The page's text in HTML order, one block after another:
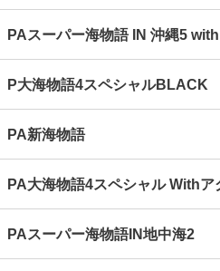
PAスーパー海物語 IN 沖縄5
P大海物語4スペシャルBLACK
PA新海物語
PA大海物語4スペシャル Withア
PAスーパー海物語IN地中海2